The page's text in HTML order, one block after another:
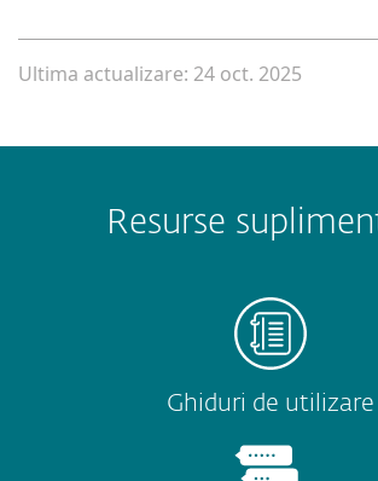
Ultima actualizare: 24 oct. 2025
Resurse
Ghiduri de utilizare